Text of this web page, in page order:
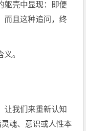
躯壳中显现：即便
而且这种追问，终
。
让我们来重新认知
灵魂、意识或人性本